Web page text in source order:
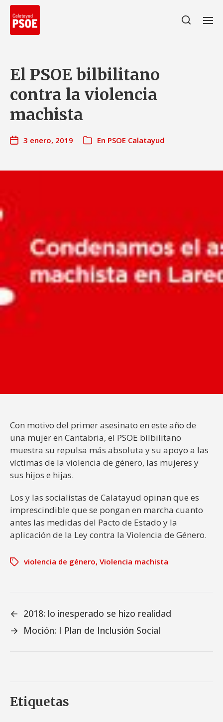
El PSOE bilbilitano
contra la violencia
machista
3 enero, 2019 En PSOE Calatayud
Con motivo del primer asesinato en este año de
una mujer en Cantabria, el PSOE bilbilitano
muestra su repulsa más absoluta y su apoyo a las
víctimas de la violencia de género, las mujeres y
sus hijos e hijas.
Los y las socialistas de Calatayud opinan que es
imprescindible que se pongan en marcha cuanto
antes las medidas del Pacto de Estado y la
aplicación de la Ley contra la Violencia de Género.
violencia de género, Violencia machista
← 2018: lo inesperado se hizo realidad
→ Moción: I Plan de Inclusión Social
Etiquetas